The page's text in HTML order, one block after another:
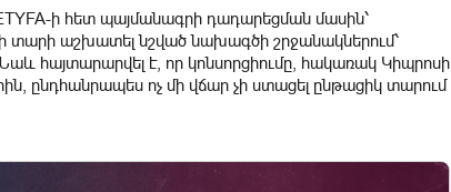
ի հետ պայմանագրի դադարեցման մասին՝
տարի աշխատել նշված նախագծի շրջանակներում՝
հայտարարվել է, որ կոնսորցիումը, հակառակ Կիպրոսի
ընդհանրապես ոչ մի վճար չի ստացել ընթացիկ տարում